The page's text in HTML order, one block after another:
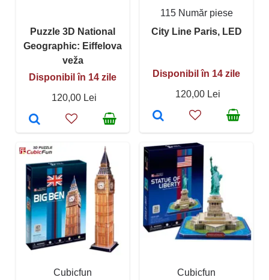
Puzzle 3D National
Geographic: Eiffelova
veža
Disponibil în 14 zile
120,00 Lei
115 Număr piese
City Line Paris, LED
Disponibil în 14 zile
120,00 Lei
Cubicfun
Cubicfun